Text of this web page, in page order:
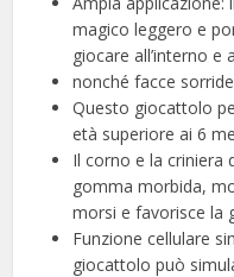
magico leggero e
giocare all’interno e
nonché facce
Questo giocattolo
età superiore ai 6
Il corno e la criniera
gomma morbida,
morsi e favorisce la
Funzione cellulare
giocattolo può